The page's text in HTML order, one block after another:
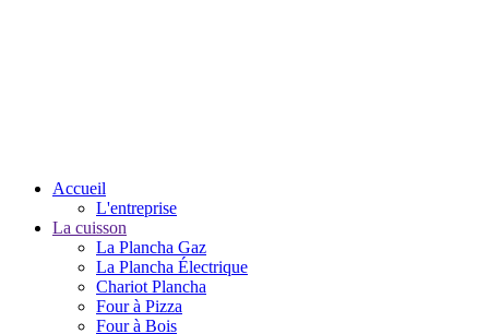
Accueil
L'entreprise
La cuisson
La Plancha Gaz
La Plancha Électrique
Chariot Plancha
Four à Pizza
Four à Bois